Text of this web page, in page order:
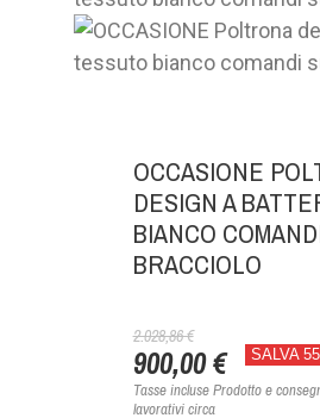
OCCASIONE
DESIGN A
BIANCO
BRACCIOLO
2.028,86 €
900,00 € SALVA
Tasse incluseProdotto e
lavorativi circa